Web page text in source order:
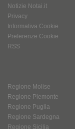
Notizie Notai.it
Privacy
Informativa Cookie
Preferenze Cookie
RSS
Regione Molise
Regione Piemonte
Regione Puglia
Regione Sardegna
Regione Sicilia